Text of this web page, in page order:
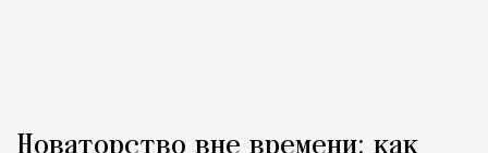
Новаторство вне времени: как